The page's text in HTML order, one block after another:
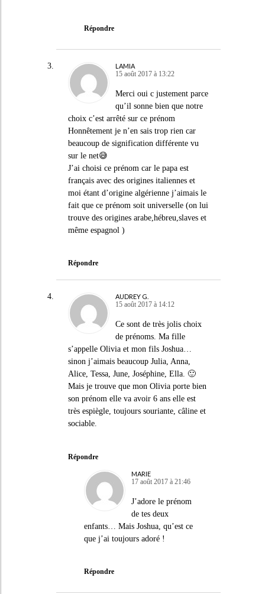
Répondre
LAMIA
15 août 2017 à 13:22
Merci oui c justement parce
qu’il sonne bien que notre
choix c’est arrêté sur ce prénom
Honnêtement je n’en sais trop rien car
beaucoup de signification différente vu
sur le net😅
J’ai choisi ce prénom car le papa est
français avec des origines italiennes et
moi étant d’origine algérienne j’aimais le
fait que ce prénom soit universelle (on lui
trouve des origines arabe,hébreu,slaves et
même espagnol )
Répondre
AUDREY G.
15 août 2017 à 14:12
Ce sont de très jolis choix
de prénoms. Ma fille
s’appelle Olivia et mon fils Joshua…
sinon j’aimais beaucoup Julia, Anna,
Alice, Tessa, June, Joséphine, Ella. 🙂
Mais je trouve que mon Olivia porte bien
son prénom elle va avoir 6 ans elle est
très espiègle, toujours souriante, câline et
sociable.
Répondre
MARIE
17 août 2017 à 21:46
J’adore le prénom
de tes deux
enfants… Mais Joshua, qu’est ce
que j’ai toujours adoré !
Répondre